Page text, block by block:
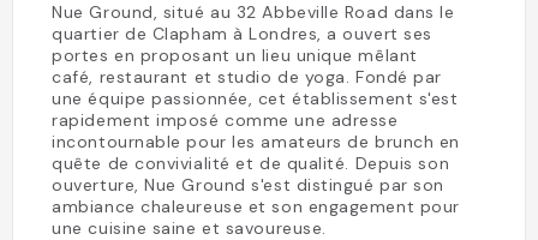
Nue Ground, situé au 32 Abbeville Road dans le
quartier de Clapham à Londres, a ouvert ses
portes en proposant un lieu unique mêlant
café, restaurant et studio de yoga. Fondé par
une équipe passionnée, cet établissement s'est
rapidement imposé comme une adresse
incontournable pour les amateurs de brunch en
quête de convivialité et de qualité. Depuis son
ouverture, Nue Ground s'est distingué par son
ambiance chaleureuse et son engagement pour
une cuisine saine et savoureuse.